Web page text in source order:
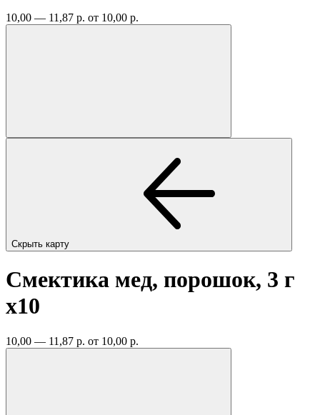
10,00 — 11,87 р. от 10,00 р.
Скрыть карту
Смектика мед, порошок, 3 г
x10
10,00 — 11,87 р. от 10,00 р.